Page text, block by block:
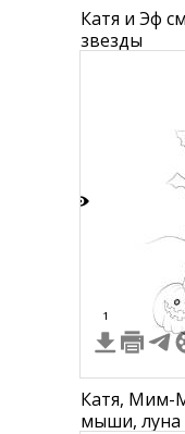
Катя и Эф
звезды
1
Катя, Мим-
мыши, луна